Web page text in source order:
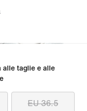
alle taglie e alle
EU 36.5